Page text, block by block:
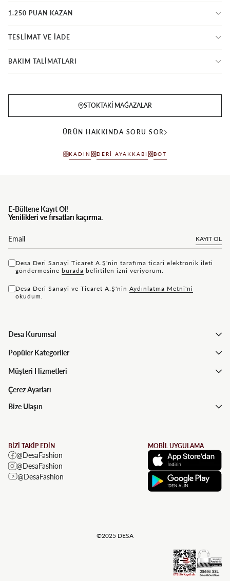
1.250 PUAN KAZAN
TESLİMAT VE İADE
BAKIM TALİMATLARI
STOKTAKI MAĞAZALAR
ÜRÜN HAKKINDA SORU SOR
KADIN DERI AYAKKABI BOT
E-Bültene Kayıt Ol!
Yenilikleri ve fırsatları kaçırma.
KAYIT OL
Desa Deri Sanayi Ticaret A.Ş'nin tarafıma ticari elektronik ileti
göndermesine bu rada belirtilen izni veriyorum.
Desa Deri Sanayi ve Ticaret A.Ş'nin Aydınlatma Metni'ni
okudum.
Desa Kurumsal
Popüler Kategoriler
Müşteri Hizmetleri
Çerez Ayarları
Bize Ulaşın
BİZİ TAKİP EDİN
@DesaFashion
@DesaFashion
@DesaFashion
MOBİL UYGULAMA
©2025 DESA